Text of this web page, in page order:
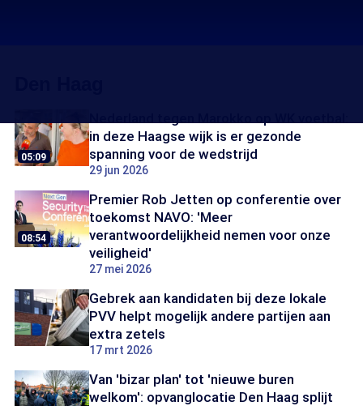
05:09
in deze Haagse wijk is er gezonde
spanning voor de wedstrijd
29 jun 2026
08:54
Premier Rob Jetten op conferentie over
toekomst NAVO: 'Meer
verantwoordelijkheid nemen voor onze
veiligheid'
27 mei 2026
Gebrek aan kandidaten bij deze lokale
PVV helpt mogelijk andere partijen aan
extra zetels
17 mrt 2026
Van 'bizar plan' tot 'nieuwe buren
welkom': opvanglocatie Den Haag splijt